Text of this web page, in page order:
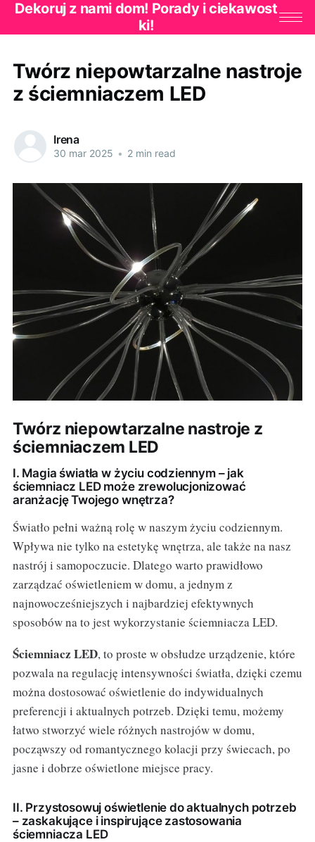
Dekoruj z nami dom! Porady i ciekawost
ki!
Twórz niepowtarzalne nastroje
z ściemniaczem LED
Irena
30 mar 2025 • 2 min read
Twórz niepowtarzalne nastroje z
ściemniaczem LED
I. Magia światła w życiu codziennym – jak
ściemniacz LED może zrewolucjonizować
aranżację Twojego wnętrza?
Światło pełni ważną rolę w naszym życiu codziennym.
Wpływa nie tylko na estetykę wnętrza, ale także na nasz
nastrój i samopoczucie. Dlatego warto prawidłowo
zarządzać oświetleniem w domu, a jednym z
najnowocześniejszych i najbardziej efektywnych
sposobów na to jest wykorzystanie ściemniacza LED.
Ściemniacz LED, to proste w obsłudze urządzenie, które
pozwala na regulację intensywności światła, dzięki czemu
można dostosować oświetlenie do indywidualnych
preferencji i aktualnych potrzeb. Dzięki temu, możemy
łatwo stworzyć wiele różnych nastrojów w domu,
począwszy od romantycznego kolacji przy świecach, po
jasne i dobrze oświetlone miejsce pracy.
II. Przystosowuj oświetlenie do aktualnych potrzeb
– zaskakujące i inspirujące zastosowania
ściemniacza LED